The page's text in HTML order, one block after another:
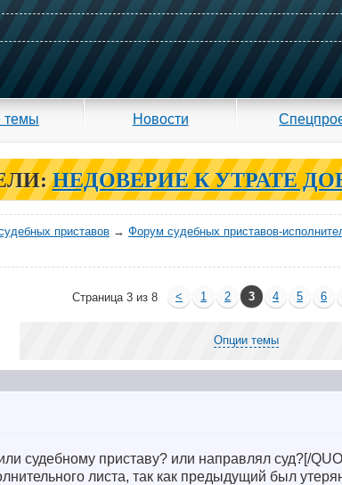
темы Новости
НЕДОВЕРИЕ К УТРАТЕ
приставов → Форум судебных приставов-
Страница 3 из 8 < 1 2 3 4 5 6
Опции темы
судебному приставу? или направлял суд?[/
листа, так как предыдущий был